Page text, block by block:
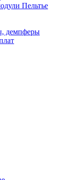
Пельтье
демпферы